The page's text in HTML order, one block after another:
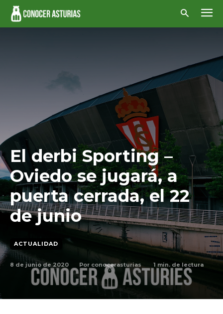
El derbi Sporting –
Oviedo se jugará, a
puerta cerrada, el 22
de junio
ACTUALIDAD
8 de junio de 2020 Por conocerasturias 1 min. de lectura